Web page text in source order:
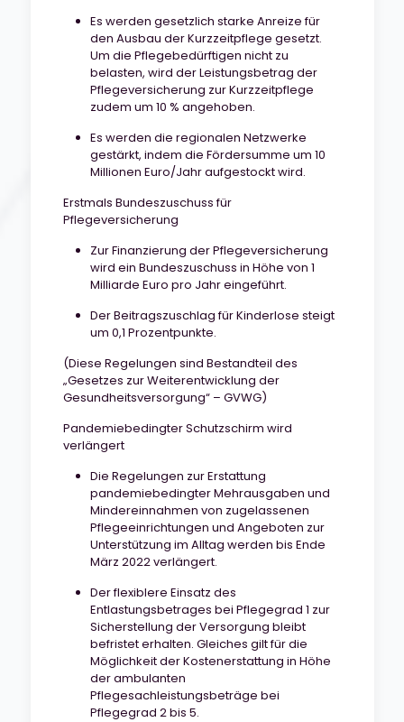
Es werden gesetzlich starke Anreize für
den Ausbau der Kurzzeitpflege gesetzt.
Um die Pflegebedürftigen nicht zu
belasten, wird der Leistungsbetrag der
Pflegeversicherung zur Kurzzeitpflege
zudem um 10 % angehoben.
Es werden die regionalen Netzwerke
gestärkt, indem die Fördersumme um 10
Millionen Euro/Jahr aufgestockt wird.
Erstmals Bundeszuschuss für
Pflegeversicherung
Zur Finanzierung der Pflegeversicherung
wird ein Bundeszuschuss in Höhe von 1
Milliarde Euro pro Jahr eingeführt.
Der Beitragszuschlag für Kinderlose steigt
um 0,1 Prozentpunkte.
(Diese Regelungen sind Bestandteil des
„Gesetzes zur Weiterentwicklung der
Gesundheitsversorgung“ – GVWG)
Pandemiebedingter Schutzschirm wird
verlängert
Die Regelungen zur Erstattung
pandemiebedingter Mehrausgaben und
Mindereinnahmen von zugelassenen
Pflegeeinrichtungen und Angeboten zur
Unterstützung im Alltag werden bis Ende
März 2022 verlängert.
Der flexiblere Einsatz des
Entlastungsbetrages bei Pflegegrad 1 zur
Sicherstellung der Versorgung bleibt
befristet erhalten. Gleiches gilt für die
Möglichkeit der Kostenerstattung in Höhe
der ambulanten
Pflegesachleistungsbeträge bei
Pflegegrad 2 bis 5.